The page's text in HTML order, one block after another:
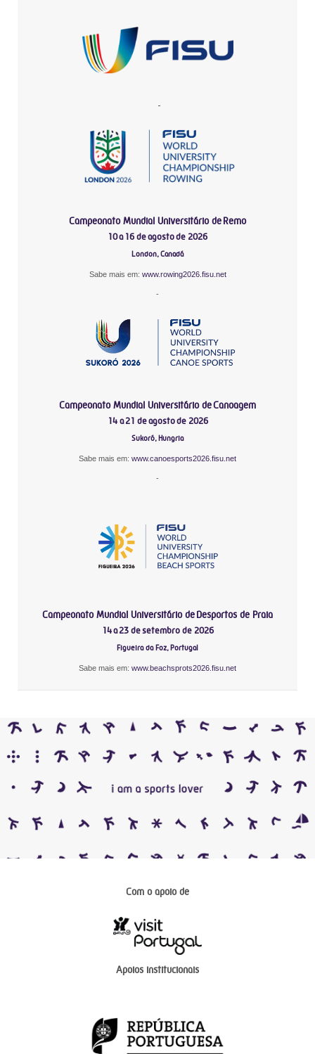
-
Campeonato Mundial Universitário de Remo
10 a 16 de agosto de 2026
London, Canadá
Sabe mais em: www.rowing2026.fisu.net
-
Campeonato Mundial Universitário de Canoagem
14 a 21 de agosto de 2026
Sukoró, Hungria
Sabe mais em: www.canoesports2026.fisu.net
-
Campeonato Mundial Universitário de Desportos de Praia
14 a 23 de setembro de 2026
Figueira da Foz, Portugal
Sabe mais em: www.beachsprots2026.fisu.net
Com o apoio de
Apoios institucionais